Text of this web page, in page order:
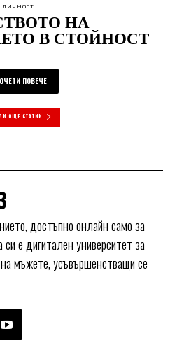
ЛИЧНОСТ
НА
В СТОЙНОСТ
ПОВЕЧЕ
ОЩЕ СТАТИИ
достъпно онлайн само за
е дигитален университет за
мъжете, усъвършенстващи се